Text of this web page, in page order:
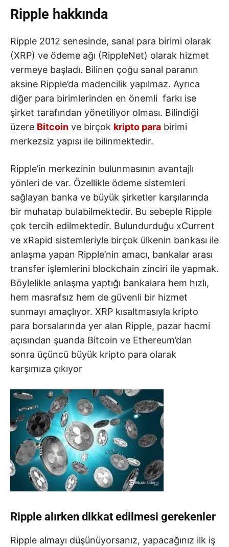
Ripple hakkında
Ripple 2012 senesinde, sanal para birimi olarak
(XRP) ve ödeme ağı (RippleNet) olarak hizmet
vermeye başladı. Bilinen çoğu sanal paranın
aksine Ripple’da madencilik yapılmaz. Ayrıca
diğer para birimlerinden en önemli farkı ise
şirket tarafından yönetiliyor olması. Bilindiği
üzere Bitcoin ve birçok kripto para birimi
merkezsiz yapısı ile bilinmektedir.
Ripple’in merkezinin bulunmasının avantajlı
yönleri de var. Özellikle ödeme sistemleri
sağlayan banka ve büyük şirketler karşılarında
bir muhatap bulabilmektedir. Bu sebeple Ripple
çok tercih edilmektedir. Bulundurduğu xCurrent
ve xRapid sistemleriyle birçok ülkenin bankası ile
anlaşma yapan Ripple’nin amacı, bankalar arası
transfer işlemlerini blockchain zinciri ile yapmak.
Böylelikle anlaşma yaptığı bankalara hem hızlı,
hem masrafsız hem de güvenli bir hizmet
sunmayı amaçlıyor. XRP kısaltmasıyla kripto
para borsalarında yer alan Ripple, pazar hacmi
açısından şuanda Bitcoin ve Ethereum’dan
sonra üçüncü büyük kripto para olarak
karşımıza çıkıyor
Ripple alırken dikkat edilmesi gerekenler
Ripple almayı düşünüyorsanız, yapacağınız ilk iş